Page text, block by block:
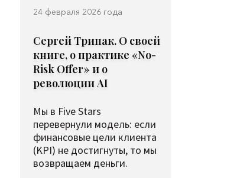
24 февраля 2026 года
Сергей Трипак. О своей
книге, о практике «No-
Risk Offer» и о
революции AI
Мы в Five Stars
перевернули модель: если
финансовые цели клиента
(KPI) не достигнуты, то мы
возвращаем деньги.